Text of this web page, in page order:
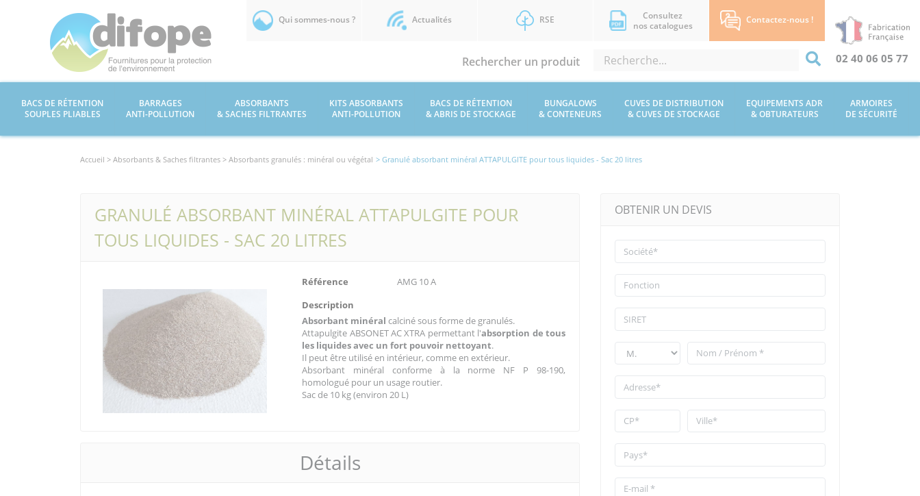
Qui sommes-nous ? Actualités RSE
Consultez
nos catalogues
Contactez-nous !
Rechercher un produit 02 40 06 05 77
BACS DE RÉTENTION
SOUPLES PLIABLES
BARRAGES
ANTI-POLLUTION
ABSORBANTS
& SACHES FILTRANTES
KITS ABSORBANTS
ANTI-POLLUTION
BACS DE RÉTENTION
& ABRIS DE STOCKAGE
BUNGALOWS
& CONTENEURS
CUVES DE DISTRIBUTION
& CUVES DE STOCKAGE
EQUIPEMENTS ADR
& OBTURATEURS
ARMOIRES
DE SÉCURITÉ
Accueil > Absorbants & Saches filtrantes > Absorbants granulés : minéral ou végétal > Granulé absorbant minéral ATTAPULGITE pour tous liquides - Sac 20 litres
GRANULÉ ABSORBANT MINÉRAL ATTAPULGITE POUR
TOUS LIQUIDES - SAC 20 LITRES
Référence
AMG 10 A
Description
Absorbant minéral calciné sous forme de granulés.
Attapulgite ABSONET AC XTRA permettant l'absorption de tous
les liquides avec un fort pouvoir nettoyant.
Il peut être utilisé en intérieur, comme en extérieur.
Absorbant minéral conforme à la norme NF P 98-190,
homologué pour un usage routier.
Sac de 10 kg (environ 20 L)
Détails
OBTENIR UN DEVIS